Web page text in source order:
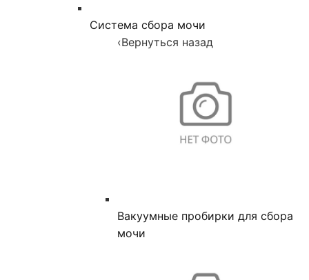
Система сбора мочи
‹Вернуться назад
Вакуумные пробирки для сбора
мочи